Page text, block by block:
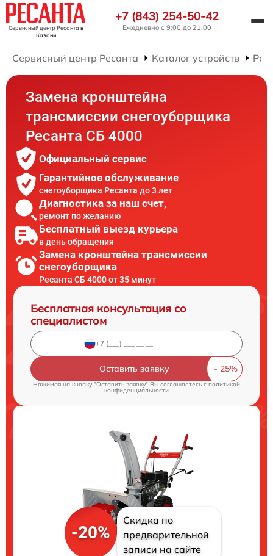
Сервисный центр Ресанта в
Казани
+7 (843) 254-50-42
Ежедневно с 9:00 до 21:00
Сервисный центр Ресанта Каталог устройств
Замена кронштейна
трансмиссии снегоуборщика
Ресанта СБ 4000
Официальный сервис
Гарантийное обслуживание
снегоуборщика Ресанта до 3 лет
Диагностика за наш счет,
ремонт по желанию
Бесплатный выезд курьера
в день обращения
Замена кронштейна трансмиссии
снегоуборщика
Ресанта СБ 4000 от 35 минут
Бесплатная консультация со
специалистом
Оставить заявку
Нажимая на кнопку "Оставить заявку" Вы соглашаетесь cполитикой
конфиденциальности
-20%
Скидка по
предварительной
записи на сайте